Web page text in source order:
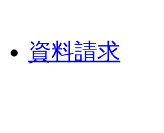
資料請求